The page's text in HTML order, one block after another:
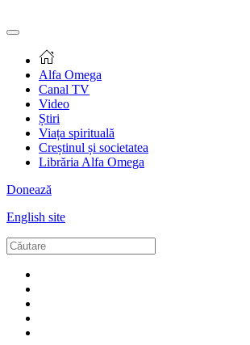
Alfa Omega
Canal TV
Video
Știri
Viața spirituală
Creștinul și societatea
Librăria Alfa Omega
Donează
English site